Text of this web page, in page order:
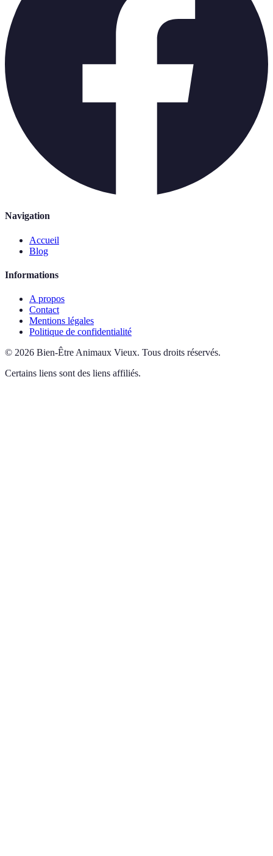
Navigation
Accueil
Blog
Informations
A propos
Contact
Mentions légales
Politique de confidentialité
© 2026 Bien-Être Animaux Vieux. Tous droits réservés.
Certains liens sont des liens affiliés.